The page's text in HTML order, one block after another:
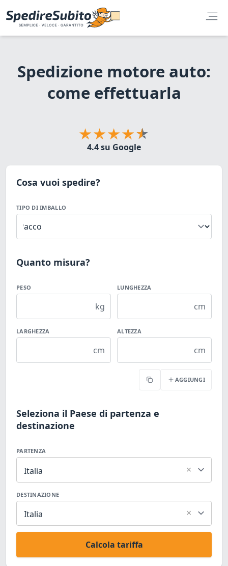
Spedizione motore auto:
come effettuarla
4.4 su Google
Cosa vuoi spedire?
TIPO DI IMBALLO
Quanto misura?
PESO
kg
LUNGHEZZA
cm
LARGHEZZA
cm
ALTEZZA
cm
Copia AGGIUNGI
Seleziona il Paese di partenza e
destinazione
PARTENZA
Italia ×
DESTINAZIONE
Italia ×
Calcola tariffa